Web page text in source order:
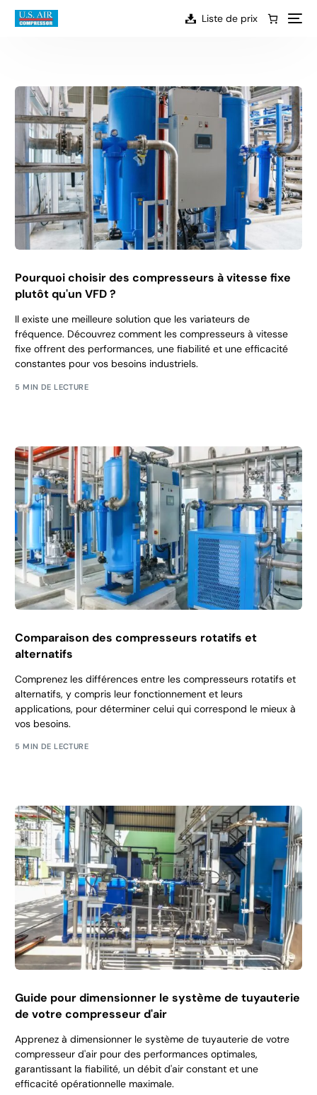
contenu
Liste de prix
Pourquoi choisir des compresseurs à vitesse fixe
plutôt qu'un VFD ?
Il existe une meilleure solution que les variateurs de
fréquence. Découvrez comment les compresseurs à vitesse
fixe offrent des performances, une fiabilité et une efficacité
constantes pour vos besoins industriels.
5 MIN DE LECTURE
Comparaison des compresseurs rotatifs et
alternatifs
Comprenez les différences entre les compresseurs rotatifs et
alternatifs, y compris leur fonctionnement et leurs
applications, pour déterminer celui qui correspond le mieux à
vos besoins.
5 MIN DE LECTURE
Guide pour dimensionner le système de tuyauterie
de votre compresseur d'air
Apprenez à dimensionner le système de tuyauterie de votre
compresseur d'air pour des performances optimales,
garantissant la fiabilité, un débit d'air constant et une
efficacité opérationnelle maximale.
FR